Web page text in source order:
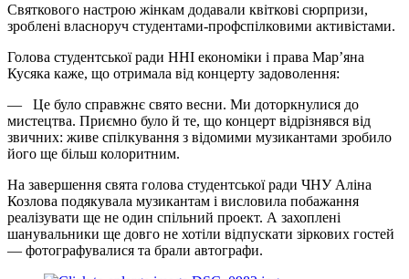
Святкового настрою жінкам додавали квіткові сюрпризи,
зроблені власноруч студентами-профспілковими активістами.
Голова студентської ради ННІ економіки і права Мар’яна
Кусяка каже, що отримала від концерту задоволення:
— Це було справжнє свято весни. Ми доторкнулися до
мистецтва. Приємно було й те, що концерт відрізнявся від
звичних: живе спілкування з відомими музикантами зробило
його ще більш колоритним.
На завершення свята голова студентської ради ЧНУ Аліна
Козлова подякувала музикантам і висловила побажання
реалізувати ще не один спільний проект. А захоплені
шанувальники ще довго не хотіли відпускати зіркових гостей
— фотографувалися та брали автографи.